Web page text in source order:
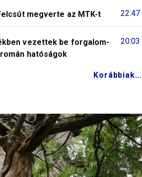
22:47
megverte az MTK-t
20:03
vezettek be forgalom-
hatóságok
Korábbiak...